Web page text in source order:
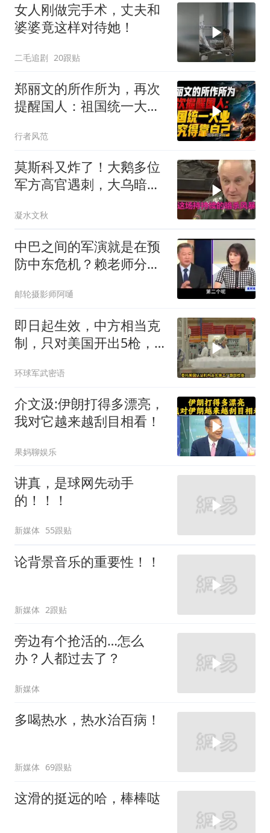
女人刚做完手术，丈夫和
婆婆竟这样对待她！
二毛追剧 20跟贴
郑丽文的所作所为，再次
提醒国人：祖国统一大
行者风范
莫斯科又炸了！大鹅多位
军方高官遇刺，大乌暗杀
凝水文秋
中巴之间的军演就是在预
防中东危机？赖老师分析
邮轮摄影师阿嗵
即日起生效，中方相当克
制，只对美国开出5枪，
环球军武密语
介文汲:伊朗打得多漂亮，
我对它越来越刮目相看！
果妈聊娱乐
讲真，是球网先动手
的！！！
新媒体 55跟贴
论背景音乐的重要性！！
新媒体 2跟贴
旁边有个抢活的…怎么
办？人都过去了？
新媒体
多喝热水，热水治百病！
新媒体 69跟贴
这滑的挺远的哈，棒棒哒